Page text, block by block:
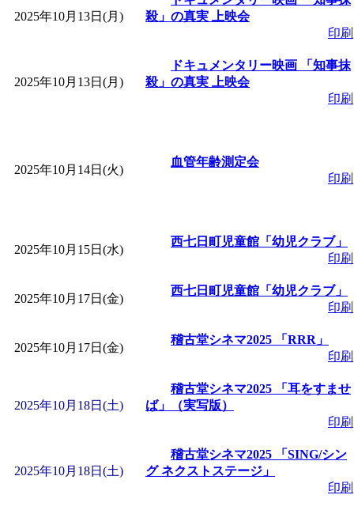
皆鶴姫のこびる塾
～」 受付期間：～
de 健康づくり」 」
す」 受付期間：～
「みなづる号乗車体
de 健康づくり」」 受
皆鶴姫のこびる塾
」 受付期間：～
「みなづる号乗車体
2025年10月13日(月)
殺」の真実 上映会
印刷
2025年10月13日(月)
ドキュメンタリー映画 「知事抹
殺」の真実 上映会
印刷
2025年10月14日(火)
血管年齢測定会
印刷
2025年10月15日(水)
西七日町児童館「幼児クラブ」
印刷
2025年10月17日(金)
西七日町児童館「幼児クラブ」
印刷
2025年10月17日(金)
稽古堂シネマ2025 「RRR」
印刷
2025年10月18日(土)
稽古堂シネマ2025 「耳をすませ
ば」（実写版）
印刷
2025年10月18日(土)
稽古堂シネマ2025 「SING/シン
グ ネクストステージ」
印刷